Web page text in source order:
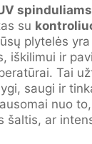
su
plytelės
iškilimui ir
Tai
saugi ir
nuo
šaltis, ar